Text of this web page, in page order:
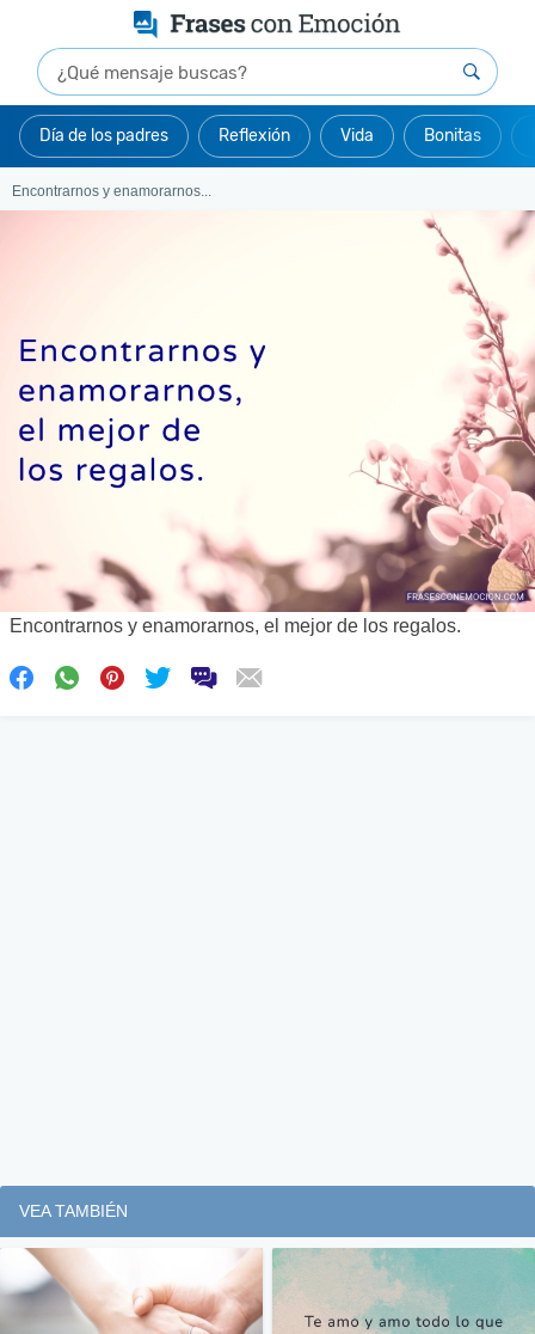
Día de los padres Reflexión Vida Bonitas
Encontrarnos y enamorarnos...
Encontrarnos y enamorarnos, el mejor de los regalos.
VEA TAMBIÉN